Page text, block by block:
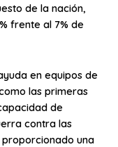
de la nación,
frente al 7% de
en equipos de
las primeras
de
contra las
proporcionado una